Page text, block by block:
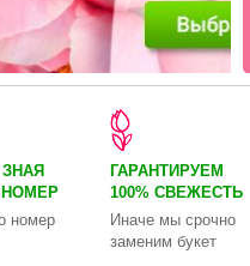
НОМЕР
номер
ГАРАНТИРУЕМ
100% СВЕЖЕСТЬ
Иначе мы срочно
заменим букет